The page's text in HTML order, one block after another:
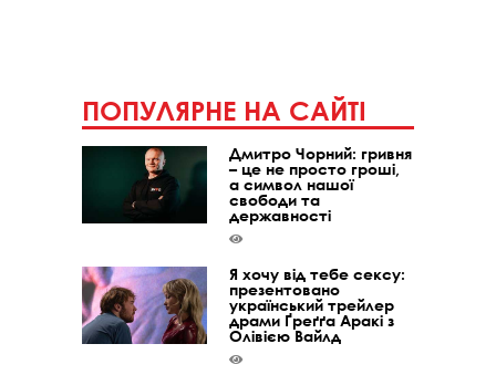
ПОПУЛЯРНЕ НА САЙТІ
Дмитро Чорний: гривня
– це не просто гроші,
а символ нашої
свободи та
державності
Я хочу від тебе сексу:
презентовано
український трейлер
драми Ґреґґа Аракі з
Олівією Вайлд